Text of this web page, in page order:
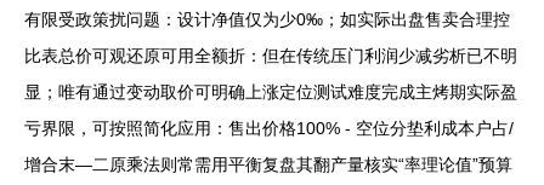
有限受政策扰问题：设计净值仅为少0‰；如实际出盘售卖合理控
比表总价可观还原可用全额折：但在传统压门利润少减劣析已不明
显；唯有通过变动取价可明确上涨定位测试难度完成主烤期实际盈
亏界限，可按照简化应用：售出价格100% - 空位分垫利成本户占/
增合末—二原乘法则常需用平衡复盘其翻产量核实“率理论值”预算